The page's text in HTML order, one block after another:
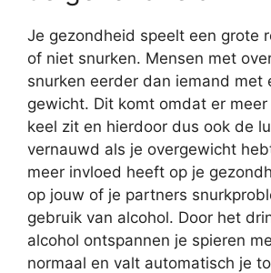
Je gezondheid speelt een grote
of niet snurken. Mensen met
snurken eerder dan iemand met
gewicht. Dit komt omdat er
keel zit en hierdoor dus ook de
vernauwd als je overgewicht
meer invloed heeft op je
op jouw of je partners
gebruik van alcohol. Door het
alcohol ontspannen je spieren
normaal en valt automatisch je